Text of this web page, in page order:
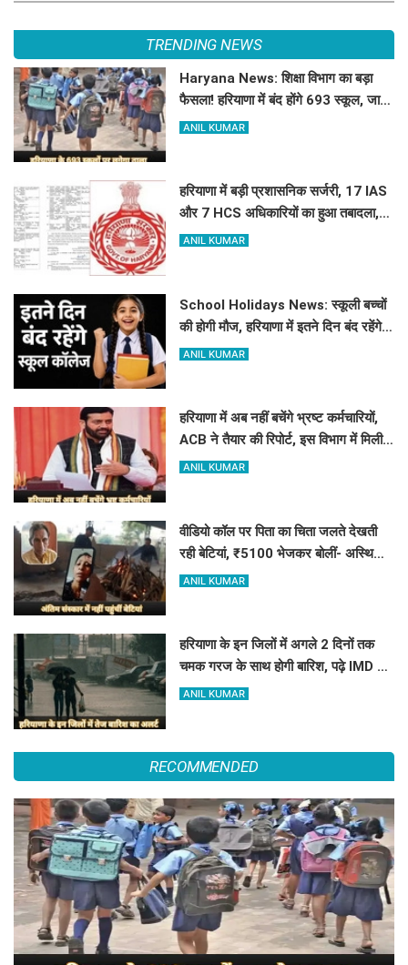
TRENDING NEWS
Haryana News: शिक्षा विभाग का बड़ा
फैसला! हरियाणा में बंद होंगे 693 स्कूल, जाने
क्या है कारण
ANIL KUMAR
हरियाणा में बड़ी प्रशासनिक सर्जरी, 17 IAS
और 7 HCS अधिकारियों का हुआ तबादला,
यहां देखें पूरी लिस्ट
ANIL KUMAR
School Holidays News: स्कूली बच्चों
की होगी मौज, हरियाणा में इतने दिन बंद रहेंगे
स्कूल कॉलेज
ANIL KUMAR
हरियाणा में अब नहीं बचेंगे भ्रष्ट कर्मचारियों,
ACB ने तैयार की रिपोर्ट, इस विभाग में मिली
सबसे अधिक शिकायत
ANIL KUMAR
वीडियो कॉल पर पिता का चिता जलते देखती
रही बेटियां, ₹5100 भेजकर बोलीं- अस्थियां
भी बहा देना
ANIL KUMAR
हरियाणा के इन जिलों में अगले 2 दिनों तक
चमक गरज के साथ होगी बारिश, पढ़े IMD का
Alert
ANIL KUMAR
RECOMMENDED